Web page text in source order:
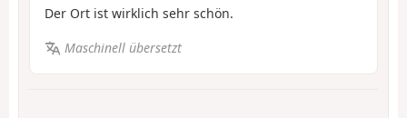
Der Ort ist wirklich sehr schön.
Maschinell übersetzt